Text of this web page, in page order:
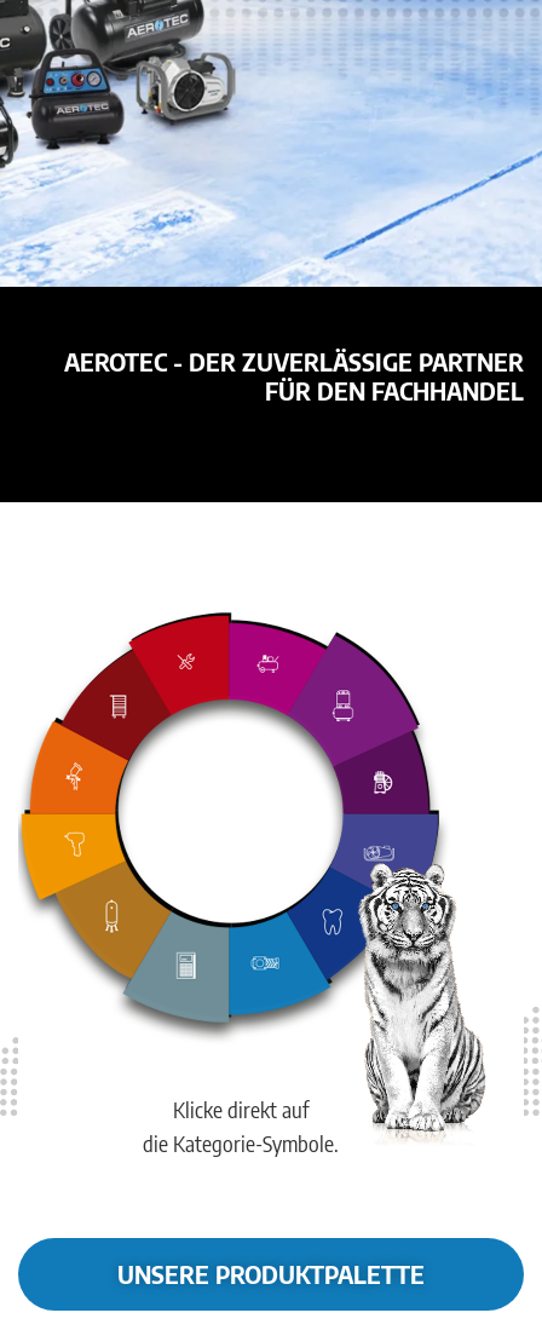
AEROTEC - DER ZUVERLÄSSIGE PARTNER
FÜR DEN FACHHANDEL
Klicke direkt auf
die Kategorie-Symbole.
UNSERE PRODUKTPALETTE